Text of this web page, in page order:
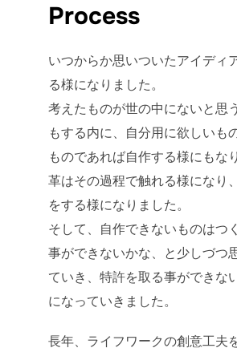
Process
いつからか思いついたアイディ
る様になりました。
考えたものが世の中にないと思
もする内に、自分用に欲しいも
ものであれば自作する様にもな
革はその過程で触れる様になり
をする様になりました。
そして、自作できないものはつ
事ができないかな、と少しづつ
ていき、特許を取る事ができな
になっていきました。
長年、ライフワークの創意工夫